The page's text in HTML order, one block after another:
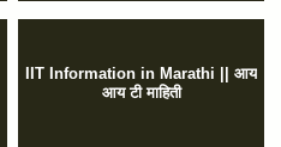
IIT Information in Marathi || आय
आय टी माहिती